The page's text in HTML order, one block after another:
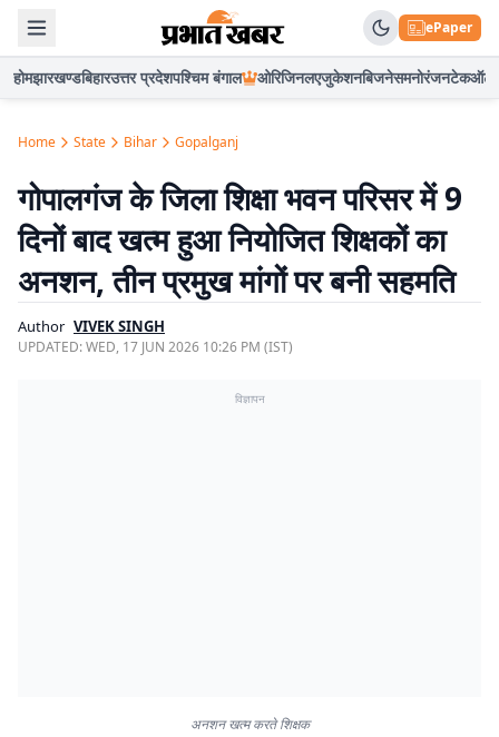
ePaper
होमझारखण्डबिहारउत्तर प्रदेशपश्चिम बंगाल ओरिजिनलएजुकेशनबिजनेसमनोरंजनटेकऑटो
Home State Bihar Gopalganj
गोपालगंज के जिला शिक्षा भवन परिसर में 9
दिनों बाद खत्म हुआ नियोजित शिक्षकों का
अनशन, तीन प्रमुख मांगों पर बनी सहमति
Author VIVEK SINGH
UPDATED:WED, 17 JUN 2026 10:26 PM (IST)
विज्ञापन
अनशन खत्म करते शिक्षक